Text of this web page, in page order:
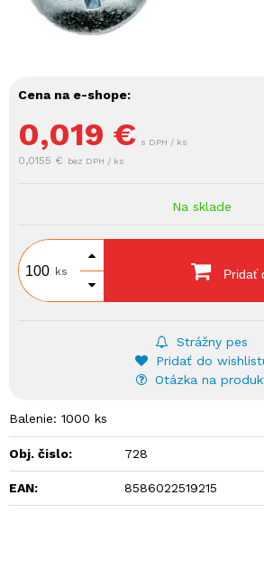
Cena na e-shope:
0,019 € s DPH / ks
0,0155 € bez DPH / ks
Na sklade
ks Pridať
Strážny pes
Pridať do
Otázka na
Balenie: 1000 ks
Obj. čislo: 728
EAN: 8586022519215